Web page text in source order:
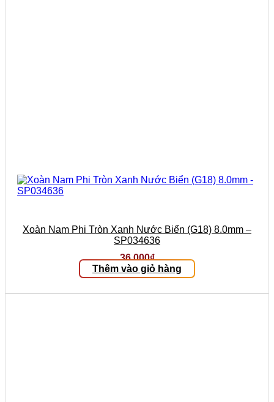
Xoàn Nam Phi Tròn Xanh Nước Biển (G18) 8.0mm –
SP034636
36.000₫
Thêm vào giỏ hàng